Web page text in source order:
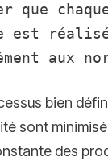
que
est
aux
bien
sont
des